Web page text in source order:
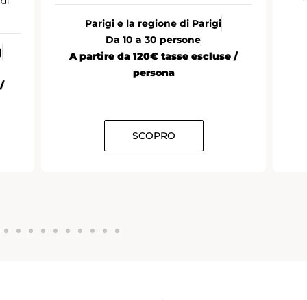
Parigi e la regione di Parigi
Da 10 a 30 persone
A partire da 120€ tasse escluse /
persona
SCOPRO